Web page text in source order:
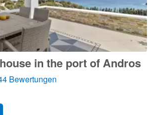
in the port of Andros
Bewertungen